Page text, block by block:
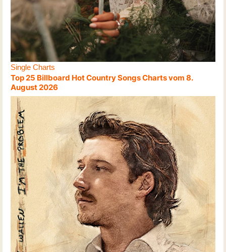
Single Charts
Top 25 Billboard Hot Country Songs Charts vom 8.
August 2026